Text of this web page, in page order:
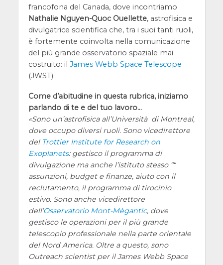
francofona del Canada, dove incontriamo
Nathalie Nguyen-Quoc Ouellette, astrofisica e
divulgatrice scientifica che, tra i suoi tanti ruoli,
è fortemente coinvolta nella comunicazione
del più grande osservatorio spaziale mai
costruito: il James Webb Space Telescope
(JWST).
Come d’abitudine in questa rubrica, iniziamo
parlando di te e del tuo lavoro…
Sono un’astrofisica all’Università di Montreal,
dove occupo diversi ruoli. Sono vicedirettore
del Trottier Institute for Research on
Exoplanets: gestisco il programma di
divulgazione ma anche l’istituto stesso ““
assunzioni, budget e finanze, aiuto con il
reclutamento, il programma di tirocinio
estivo. Sono anche vicedirettore
dell’Osservatorio Mont-Mègantic, dove
gestisco le operazioni per il più grande
telescopio professionale nella parte orientale
del Nord America. Oltre a questo, sono
Outreach scientist per il James Webb Space